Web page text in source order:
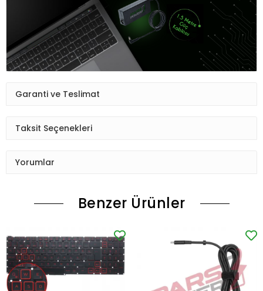
Garanti ve Teslimat
Taksit Seçenekleri
Yorumlar
Benzer Ürünler